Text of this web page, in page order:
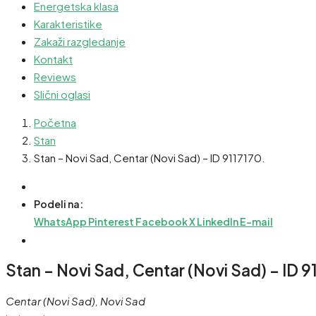
Energetska klasa
Karakteristike
Zakaži razgledanje
Kontakt
Reviews
Slični oglasi
Početna
Stan
Stan – Novi Sad, Centar (Novi Sad) – ID 9117170.
Podeli na:
WhatsApp Pinterest FacebookXLinkedInE-mail
Stan – Novi Sad, Centar (Novi Sad) – ID
Centar (Novi Sad), Novi Sad